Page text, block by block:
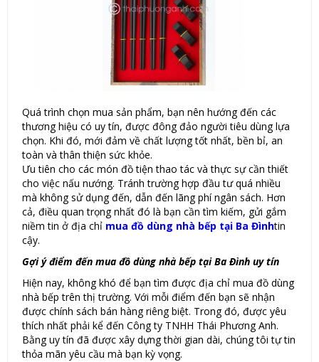
Quá trình chọn mua sản phẩm, bạn nên hướng đến các
thương hiệu có uy tín, được đông đảo người tiêu dùng lựa
chọn. Khi đó, mới đảm về chất lượng tốt nhất, bền bỉ, an
toàn và thân thiện sức khỏe.
Ưu tiên cho các món đồ tiện thao tác và thực sự cần thiết
cho việc nấu nướng. Tránh trường hợp đầu tư quá nhiều
mà không sử dụng đến, dẫn đến lãng phí ngân sách. Hơn
cả, điều quan trọng nhất đó là bạn cần tìm kiếm, gửi gắm
niềm tin ở địa chỉ mua đồ dùng nhà bếp tại Ba Đìnhtin
cậy.
Gợi ý điểm đến mua đồ dùng nhà bếp tại Ba Đình uy tín
Hiện nay, không khó để bạn tìm được địa chỉ mua đồ dùng
nhà bếp trên thị trường. Với mỗi điểm đến bạn sẽ nhận
được chính sách bán hàng riêng biệt. Trong đó, được yêu
thích nhất phải kể đến Công ty TNHH Thái Phương Anh.
Bằng uy tín đã được xây dựng thời gian dài, chúng tôi tự tin
thỏa mãn yêu cầu mà bạn kỳ vọng.